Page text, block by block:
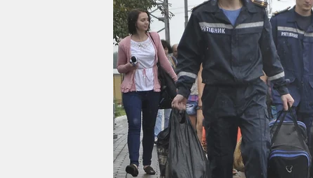
wahrheit
verlag
verlag
veranstaltungen
shop
fragen & hilfe